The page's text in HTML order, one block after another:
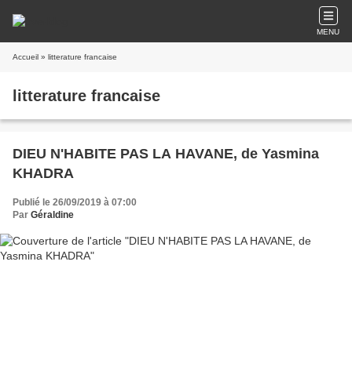
MENU
Accueil » litterature francaise
litterature francaise
DIEU N'HABITE PAS LA HAVANE, de Yasmina
KHADRA
Publié le 26/09/2019 à 07:00
Par Géraldine